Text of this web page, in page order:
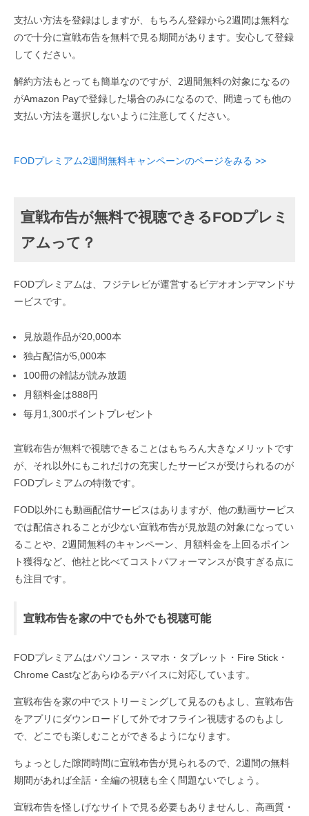
支払い方法を登録はしますが、もちろん登録から2週間は無料な
ので十分に宣戦布告を無料で見る期間があります。安心して登録
してください。
解約方法もとっても簡単なのですが、2週間無料の対象になるの
がAmazon Payで登録した場合のみになるので、間違っても他の
支払い方法を選択しないように注意してください。
FODプレミアム2週間無料キャンペーンのページをみる >>
宣戦布告が無料で視聴できるFODプレミ
アムって？
FODプレミアムは、フジテレビが運営するビデオオンデマンドサ
ービスです。
見放題作品が20,000本
独占配信が5,000本
100冊の雑誌が読み放題
月額料金は888円
毎月1,300ポイントプレゼント
宣戦布告が無料で視聴できることはもちろん大きなメリットです
が、それ以外にもこれだけの充実したサービスが受けられるのが
FODプレミアムの特徴です。
FOD以外にも動画配信サービスはありますが、他の動画サービス
では配信されることが少ない宣戦布告が見放題の対象になってい
ることや、2週間無料のキャンペーン、月額料金を上回るポイン
ト獲得など、他社と比べてコストパフォーマンスが良すぎる点に
も注目です。
宣戦布告を家の中でも外でも視聴可能
FODプレミアムはパソコン・スマホ・タブレット・Fire Stick・
Chrome Castなどあらゆるデバイスに対応しています。
宣戦布告を家の中でストリーミングして見るのもよし、宣戦布告
をアプリにダウンロードして外でオフライン視聴するのもよし
で、どこでも楽しむことができるようになります。
ちょっとした隙間時間に宣戦布告が見られるので、2週間の無料
期間があれば全話・全編の視聴も全く問題ないでしょう。
宣戦布告を怪しげなサイトで見る必要もありませんし、高画質・